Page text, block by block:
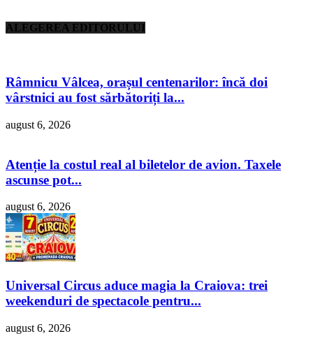
ALEGEREA EDITORULUI
Râmnicu Vâlcea, orașul centenarilor: încă doi
vârstnici au fost sărbătoriți la...
august 6, 2026
Atenție la costul real al biletelor de avion. Taxele
ascunse pot...
august 6, 2026
Universal Circus aduce magia la Craiova: trei
weekenduri de spectacole pentru...
august 6, 2026